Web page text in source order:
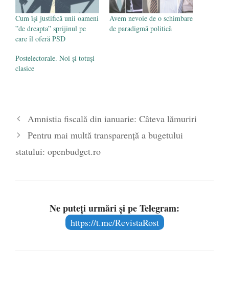
Cum își justifică unii oameni
”de dreapta” sprijinul pe
care îl oferă PSD
Avem nevoie de o schimbare
de paradigmă politică
Postelectorale. Noi și totuși
clasice
Amnistia fiscală din ianuarie: Câteva lămuriri
Pentru mai multă transparență a bugetului
statului: openbudget.ro
Ne puteți urmări și pe Telegram:
https://t.me/RevistaRost